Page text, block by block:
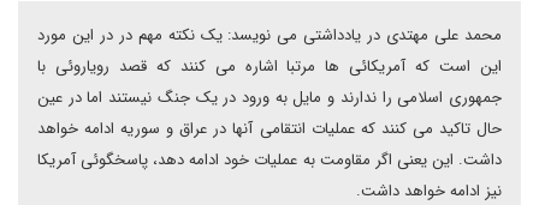
محمد علی مهتدی در یادداشتی می نویسد: یک نکته مهم در در این مورد
این است که آمریکائی ها مرتبا اشاره می کنند که قصد رویاروئی با
جمهوری اسلامی را ندارند و مایل به ورود در یک جنگ نیستند اما در عین
حال تاکید می کنند که عملیات انتقامی آنها در عراق و سوریه ادامه خواهد
داشت. این یعنی اگر مقاومت به عملیات خود ادامه دهد، پاسخگوئی آمریکا
نیز ادامه خواهد داشت.